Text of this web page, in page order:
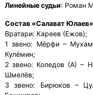
Линейныесудьи: Роман
Состав «Салават Юлаев»
Вратари: Кареев (Ежов);
1 звено: Мёрфи –
Кулёмин;
2 звено: Коледов (А) –
Шмелёв;
3 звено: Бирюков –